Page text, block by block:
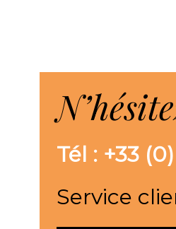
Tél : +33
Service